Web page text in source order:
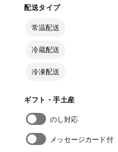
配送タイプ
常温配送
冷蔵配送
冷凍配送
ギフト・手土産
のし対応
メッセージカード付